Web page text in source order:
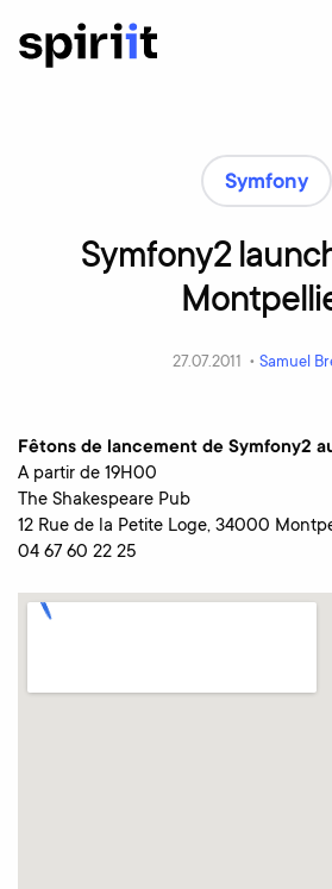
Symfony
Symfony2
27.07.2011 • Samuel
Fêtons de lancement de Symfony2
A partir de 19H00
The Shakespeare Pub
12 Rue de la Petite Loge, 34000
04 67 60 22 25 ‎